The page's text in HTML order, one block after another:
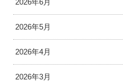
2026年6月
2026年5月
2026年4月
2026年3月